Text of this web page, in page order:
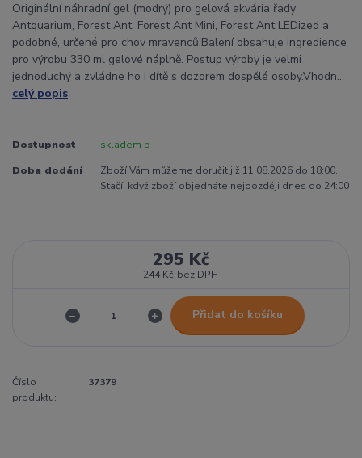
Originální náhradní gel (modrý) pro gelová akvária řady
Antquarium, Forest Ant, Forest Ant Mini, Forest Ant LEDized a
podobné, určené pro chov mravenců.Balení obsahuje ingredience
pro výrobu 330 ml gelové náplně. Postup výroby je velmi
jednoduchý a zvládne ho i dítě s dozorem dospělé osoby.Vhodn...
celý popis
Dostupnost skladem 5
Doba dodání
Zboží Vám můžeme doručit již 11.08.2026 do 18:00.
Stačí, když zboží objednáte nejpozději dnes do 24:00
295 Kč
244 Kč bez DPH
Přidat do košíku
Číslo
produktu:
37379